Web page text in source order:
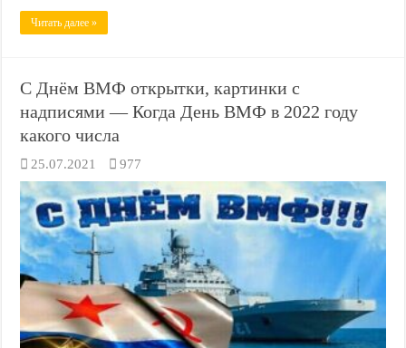
Читать далее »
С Днём ВМФ открытки, картинки с
надписями — Когда День ВМФ в 2022 году
какого числа
25.07.2021 977